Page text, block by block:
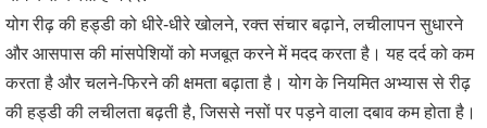
योग रीढ़ की हड्डी को धीरे-धीरे खोलने, रक्त संचार बढ़ाने, लचीलापन सुधारने
और आसपास की मांसपेशियों को मजबूत करने में मदद करता है। यह दर्द को कम
करता है और चलने-फिरने की क्षमता बढ़ाता है। योग के नियमित अभ्यास से रीढ़
की हड्डी की लचीलता बढ़ती है, जिससे नसों पर पड़ने वाला दबाव कम होता है।